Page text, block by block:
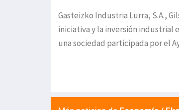
Gasteizko Industria Lurra, S.A.,
iniciativa y la inversión industrial
una sociedad participada por el